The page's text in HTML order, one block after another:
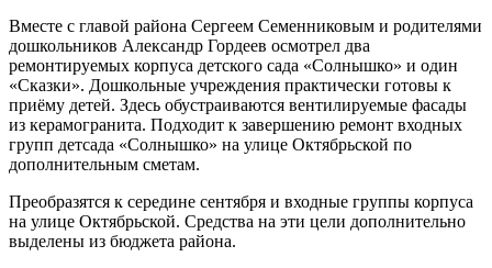
Вместе с главой района Сергеем Семенниковым и родителями
дошкольников Александр Гордеев осмотрел два
ремонтируемых корпуса детского сада «Солнышко» и один
«Сказки». Дошкольные учреждения практически готовы к
приёму детей. Здесь обустраиваются вентилируемые фасады
из керамогранита. Подходит к завершению ремонт входных
групп детсада «Солнышко» на улице Октябрьской по
дополнительным сметам.
Преобразятся к середине сентября и входные группы корпуса
на улице Октябрьской. Средства на эти цели дополнительно
выделены из бюджета района.